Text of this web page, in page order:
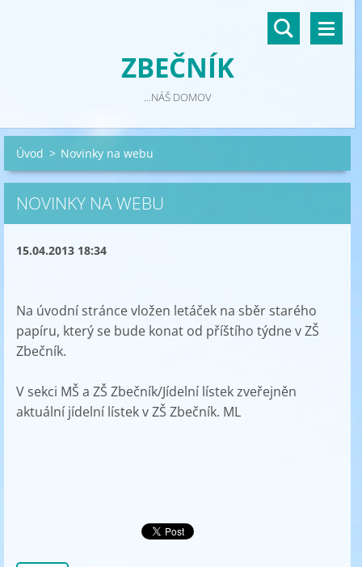
ZBEČNÍK
...NÁŠ DOMOV
Úvod > Novinky na webu
NOVINKY NA WEBU
15.04.2013 18:34
Na úvodní stránce vložen letáček na sběr starého
papíru, který se bude konat od příštího týdne v ZŠ
Zbečník.
V sekci MŠ a ZŠ Zbečník/Jídelní lístek zveřejněn
aktuální jídelní lístek v ZŠ Zbečník. ML